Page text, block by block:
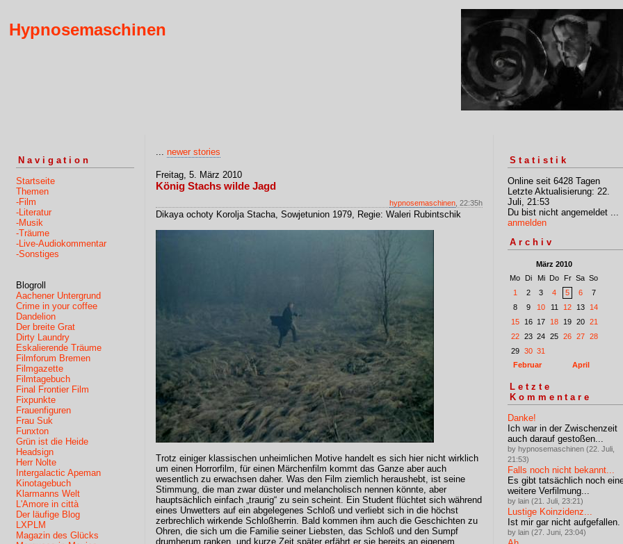
Hypnosemaschinen
Navigation
Startseite
Themen
-Film
-Literatur
-Musik
-Träume
-Live-Audiokommentar
-Sonstiges
Blogroll
Aachener Untergrund
Crime in your coffee
Dandelion
Der breite Grat
Dirty Laundry
Eskalierende Träume
Filmforum Bremen
Filmgazette
Filmtagebuch
Final Frontier Film
Fixpunkte
Frauenfiguren
Frau Suk
Funxton
Grün ist die Heide
Headsign
Herr Nolte
Intergalactic Apeman
Kinotagebuch
Klarmanns Welt
L'Amore in città
Der läufige Blog
LXPLM
Magazin des Glücks
... newer stories
Freitag, 5. März 2010
König Stachs wilde Jagd
hypnosemaschinen , 22:35h
Dikaya ochoty Korolja Stacha, Sowjetunion 1979, Regie: Waleri Rubintschik
Trotz einiger klassischen unheimlichen Motive handelt es sich hier nicht wirklich
um einen Horrorfilm, für einen Märchenfilm kommt das Ganze aber auch
wesentlich zu erwachsen daher. Was den Film ziemlich heraushebt, ist seine
Stimmung, die man zwar düster und melancholisch nennen könnte, aber
hauptsächlich einfach „traurig“ zu sein scheint. Ein Student flüchtet sich während
eines Unwetters auf ein abgelegenes Schloß und verliebt sich in die höchst
zerbrechlich wirkende Schloßherrin. Bald kommen ihm auch die Geschichten zu
Ohren, die sich um die Familie seiner Liebsten, das Schloß und den Sumpf
drumherum ranken, und kurze Zeit später erfährt er sie bereits an eigenem
Statistik
Online seit 6428 Tagen
Letzte Aktualisierung: 22.
Juli, 21:53
Du bist nicht angemeldet ...
anmelden
Archiv
März 2010
Mo
Di Mi Do Fr Sa So
1
2 3 4 5 6
7
8
9 10 11 12 13
14
15
16 17 18 19 20
21
22
23 24 25 26 27
28
29
30 31
Februar
April
Letzte
Kommentare
Danke!
Ich war in der Zwischenzeit
auch darauf gestoßen...
by hypnosemaschinen (22. Juli,
21:53)
Falls noch nicht bekannt...
Es gibt tatsächlich noch
weitere Verfilmung...
by lain (21. Juli, 23:21)
Lustige Koinzidenz...
Ist mir gar nicht aufgefallen.
by lain (27. Juni, 23:04)